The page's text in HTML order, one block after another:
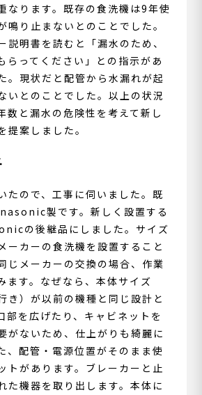
なります。既存の食洗機は9年使
鳴り止まないとのことでした。
説明書を読むと「漏水のため、
らってください」との指示があ
。現状だと配管から水漏れが起
いとのことでした。以上の状況
数と漏水の危険性を考えて新し
提案しました。
たので、工事に伺いました。既
製です。新しく設置する
の後継品にしました。サイズ
ーカーの食洗機を設置すること
じメーカーの交換の場合、作業
ます。なぜなら、本体サイズ
き）が以前の機種と同じ設計と
部を広げたり、キャビネットを
がないため、仕上がりも綺麗に
、配管・電源位置がそのまま使
トがあります。ブレーカーと止
た機器を取り出します。本体に